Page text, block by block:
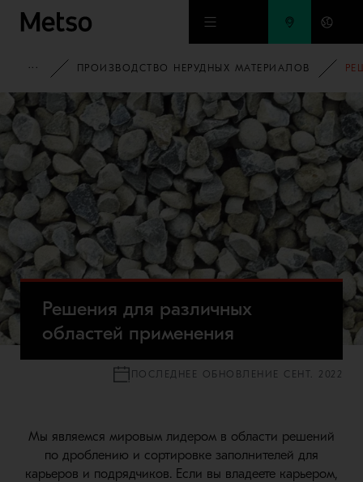
Перейти к основному содержимому
ДОМАШНЯЯ СТРАНИЦА
ПРОИЗВОДСТВО НЕРУДНЫХ МАТЕРИАЛОВ
Решения для различных
областей применения
ПОСЛЕДНЕЕ ОБНОВЛЕНИЕ СЕНТ. 2022
Мы являемся мировым лидером в области решений
по дроблению и сортировке заполнителей для
карьеров и подрядчиков. Если вы владеете карьером,